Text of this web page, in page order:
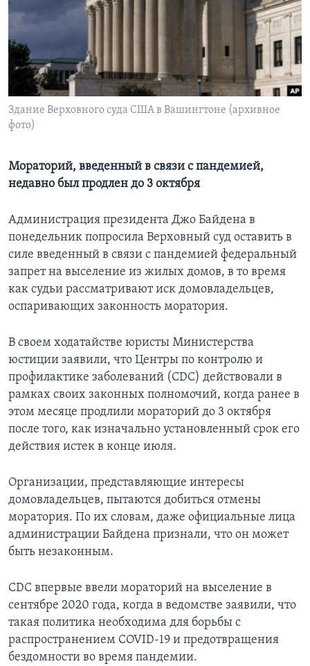
СОЦИАЛЬНЫЕ СЕТИ
Языки
Здание Верховного суда США в Вашингтоне (архивное
фото)
Мораторий, введенный в связи с пандемией,
недавно был продлен до 3 октября
Администрация президента Джо Байдена в
понедельник попросила Верховный суд оставить в
силе введенный в связи с пандемией федеральный
запрет на выселение из жилых домов, в то время
как судьи рассматривают иск домовладельцев,
оспаривающих законность моратория.
В своем ходатайстве юристы Министерства
юстиции заявили, что Центры по контролю и
профилактике заболеваний (CDC) действовали в
рамках своих законных полномочий, когда ранее в
этом месяце продлили мораторий до 3 октября
после того, как изначально установленный срок его
действия истек в конце июля.
Организации, представляющие интересы
домовладельцев, пытаются добиться отмены
моратория. По их словам, даже официальные лица
администрации Байдена признали, что он может
быть незаконным.
CDC впервые ввели мораторий на выселение в
сентябре 2020 года, когда в ведомстве заявили, что
такая политика необходима для борьбы с
распространением COVID-19 и предотвращения
бездомности во время пандемии.